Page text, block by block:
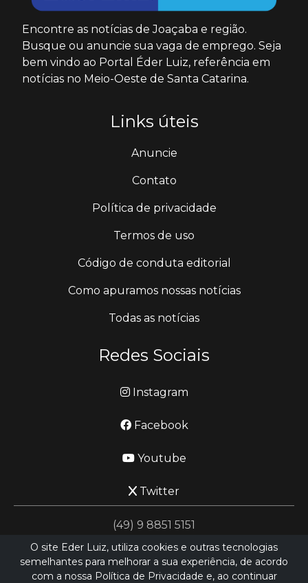
Encontre as notícias de Joaçaba e região.
Busque ou anuncie sua vaga de emprego. Seja
bem vindo ao Portal Éder Luiz, referência em
notícias no Meio-Oeste de Santa Catarina.
Links úteis
Anuncie
Contato
Política de privacidade
Termos de uso
Código de conduta editorial
Como apuramos nossas notícias
Todas as notícias
Redes Sociais
Instagram
Facebook
Youtube
Twitter
(49) 9 8851 5151
jornalismo@ederluiz.com.vc
O site Eder Luiz, utiliza cookies e outras tecnologias
semelhantes para melhorar a sua experiência, de acordo
com a nossa Política de Privacidade e, ao continuar